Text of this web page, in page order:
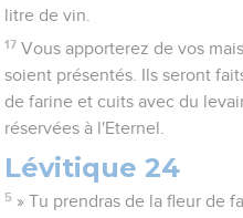
litre de vin.
17 Vous apporterez de vos
soient présentés. Ils seront
de farine et cuits avec du
réservées à l'Eternel.
Lévitique 24
5 » Tu prendras de la fleur de